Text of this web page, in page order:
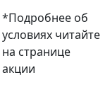
*Подробнее об
условиях читайте
на странице
акции